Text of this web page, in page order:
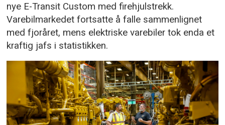
nye E-Transit Custom med firehjulstrekk.
Varebilmarkedet fortsatte å falle sammenlignet
med fjoråret, mens elektriske varebiler tok enda et
kraftig jafs i statistikken.